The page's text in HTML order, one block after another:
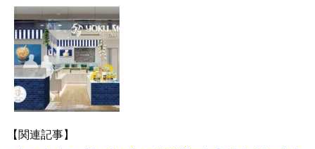
【関連記事】